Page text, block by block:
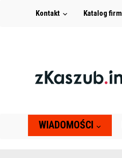
Kontakt Katalog firm
WIADOMOŚCI